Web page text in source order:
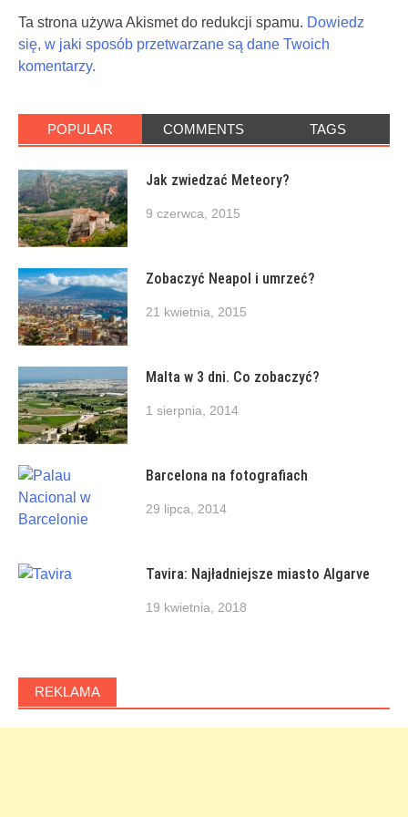
Ta strona używa Akismet do redukcji spamu. Dowiedz
się, w jaki sposób przetwarzane są dane Twoich
komentarzy.
POPULAR COMMENTS TAGS
Jak zwiedzać Meteory?
9 czerwca, 2015
Zobaczyć Neapol i umrzeć?
21 kwietnia, 2015
Malta w 3 dni. Co zobaczyć?
1 sierpnia, 2014
Barcelona na fotografiach
29 lipca, 2014
Tavira: Najładniejsze miasto Algarve
19 kwietnia, 2018
REKLAMA